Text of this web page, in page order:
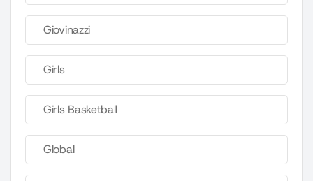
Giovinazzi
Girls
Girls Basketball
Global